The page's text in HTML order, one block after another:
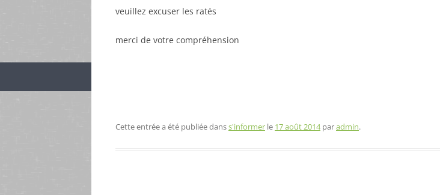
veuillez excuser les ratés
merci de votre compréhension
Cette entrée a été publiée danss'informer le 17 août 2014 paradmin.